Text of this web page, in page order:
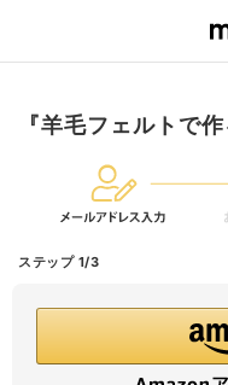
『羊毛フェルトで
ステップ 1/3